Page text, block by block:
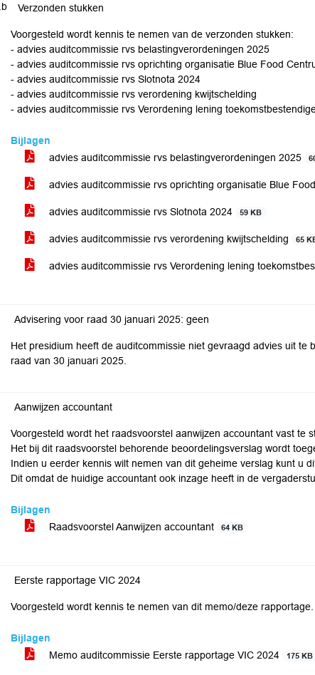
Verzonden stukken
Voorgesteld wordt kennis te nemen van de verzonden stukken:
- advies auditcommissie rvs belastingverordeningen 2025
- advies auditcommissie rvs oprichting organisatie Blue Food
- advies auditcommissie rvs Slotnota 2024
- advies auditcommissie rvs verordening kwijtschelding
- advies auditcommissie rvs Verordening lening
Bijlagen
advies auditcommissie rvs belastingverordeningen 2025
advies auditcommissie rvs oprichting organisatie Blue
advies auditcommissie rvs Slotnota 2024 59 KB
advies auditcommissie rvs verordening kwijtschelding 65
advies auditcommissie rvs Verordening lening
Advisering voor raad 30 januari 2025: geen
Het presidium heeft de auditcommissie niet gevraagd advies uit
raad van 30 januari 2025.
Aanwijzen accountant
Voorgesteld wordt het raadsvoorstel aanwijzen accountant vast te
Het bij dit raadsvoorstel behorende beoordelingsverslag wordt
Indien u eerder kennis wilt nemen van dit geheime verslag kunt u
Dit omdat de huidige accountant ook inzage heeft in de
Bijlagen
Raadsvoorstel Aanwijzen accountant
64 KB
Eerste rapportage VIC 2024
Voorgesteld wordt kennis te nemen van dit memo/deze rapportage.
Bijlagen
Memo auditcommissie Eerste rapportage VIC 2024
175 KB